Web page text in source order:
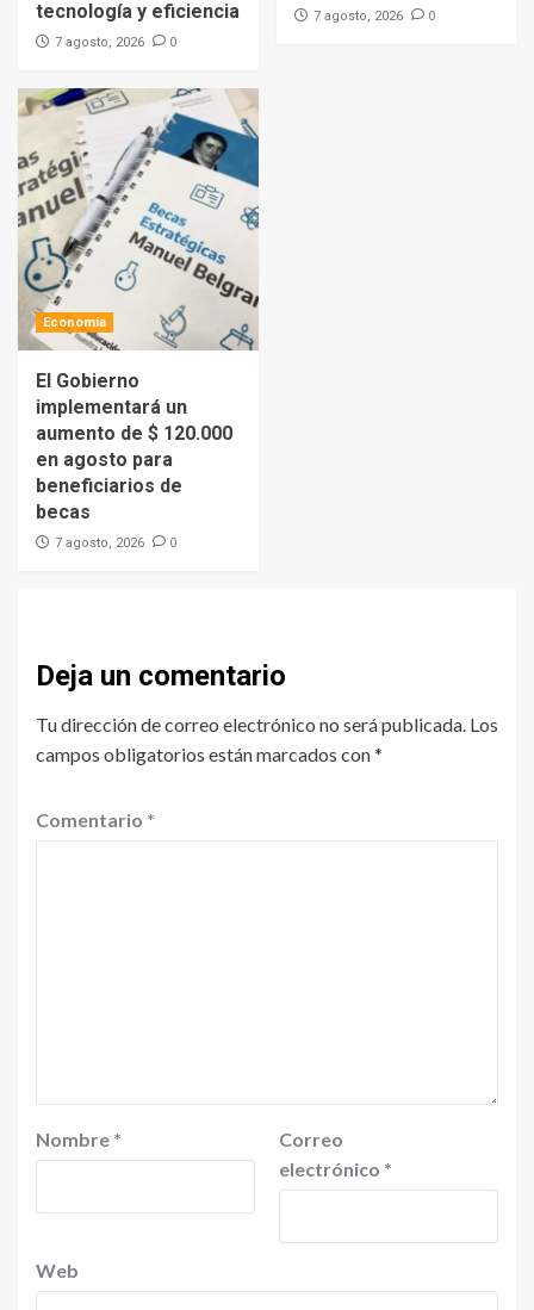
tecnología y eficiencia
7 agosto, 2026 0
7 agosto, 2026 0
Economía
El Gobierno
implementará un
aumento de $ 120.000
en agosto para
beneficiarios de
becas
7 agosto, 2026 0
Deja un comentario
Tu dirección de correo electrónico no será publicada. Los
campos obligatorios están marcados con*
Comentario *
Nombre *
Correo
electrónico *
Web